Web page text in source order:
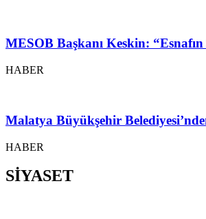
MESOB Başkanı Keskin:
HABER
Malatya Büyükşehir
HABER
SİYASET